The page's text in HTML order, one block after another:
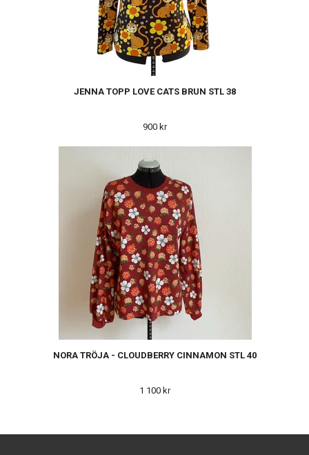
JENNA TOPP LOVE CATS BRUN STL 38
900 kr
NORA TRÖJA - CLOUDBERRY CINNAMON STL 40
1 100 kr